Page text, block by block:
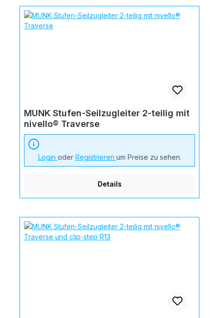
MUNK Stufen-Seilzugleiter 2-teilig mit
nivello® Traverse
Login oder Registrieren um Preise zu sehen.
Details